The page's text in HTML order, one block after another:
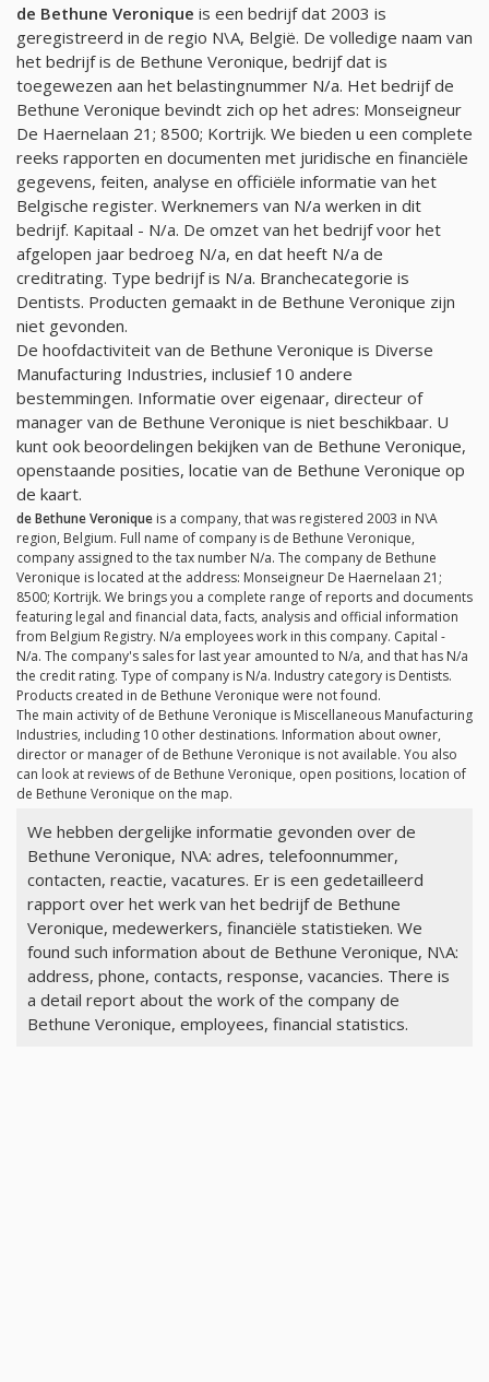
de Bethune Veronique is een bedrijf dat 2003 is
geregistreerd in de regio N\A, België. De volledige naam van
het bedrijf is de Bethune Veronique, bedrijf dat is
toegewezen aan het belastingnummer N/a. Het bedrijf de
Bethune Veronique bevindt zich op het adres: Monseigneur
De Haernelaan 21; 8500; Kortrijk. We bieden u een complete
reeks rapporten en documenten met juridische en financiële
gegevens, feiten, analyse en officiële informatie van het
Belgische register. Werknemers van N/a werken in dit
bedrijf. Kapitaal - N/a. De omzet van het bedrijf voor het
afgelopen jaar bedroeg N/a, en dat heeft N/a de
creditrating. Type bedrijf is N/a. Branchecategorie is
Dentists. Producten gemaakt in de Bethune Veronique zijn
niet gevonden.
De hoofdactiviteit van de Bethune Veronique is Diverse
Manufacturing Industries, inclusief 10 andere
bestemmingen. Informatie over eigenaar, directeur of
manager van de Bethune Veronique is niet beschikbaar. U
kunt ook beoordelingen bekijken van de Bethune Veronique,
openstaande posities, locatie van de Bethune Veronique op
de kaart.
de Bethune Veronique is a company, that was registered 2003 in N\A
region, Belgium. Full name of company is de Bethune Veronique,
company assigned to the tax number N/a. The company de Bethune
Veronique is located at the address: Monseigneur De Haernelaan 21;
8500; Kortrijk. We brings you a complete range of reports and documents
featuring legal and financial data, facts, analysis and official information
from Belgium Registry. N/a employees work in this company. Capital -
N/a. The company's sales for last year amounted to N/a, and that has N/a
the credit rating. Type of company is N/a. Industry category is Dentists.
Products created in de Bethune Veronique were not found.
The main activity of de Bethune Veronique is Miscellaneous Manufacturing
Industries, including 10 other destinations. Information about owner,
director or manager of de Bethune Veronique is not available. You also
can look at reviews of de Bethune Veronique, open positions, location of
de Bethune Veronique on the map.
We hebben dergelijke informatie gevonden over de
Bethune Veronique, N\A: adres, telefoonnummer,
contacten, reactie, vacatures. Er is een gedetailleerd
rapport over het werk van het bedrijf de Bethune
Veronique, medewerkers, financiële statistieken. We
found such information about de Bethune Veronique, N\A:
address, phone, contacts, response, vacancies. There is
a detail report about the work of the company de
Bethune Veronique, employees, financial statistics.